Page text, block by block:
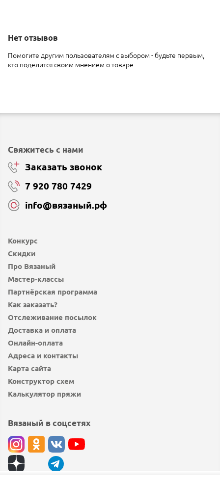
Нет отзывов
Помогите другим пользователям с выбором - будьте первым,
кто поделится своим мнением о товаре
Конкурс
Скидки
Про Вязаный
Мастер-классы
Партнёрская программа
Как заказать?
Отслеживание посылок
Доставка и оплата
Онлайн-оплата
Адреса и контакты
Карта сайта
Конструктор схем
Калькулятор пряжи
Свяжитесь с нами
Заказать звонок
7 920 780 7429
info@вязаный.рф
Вязаный в соцсетях